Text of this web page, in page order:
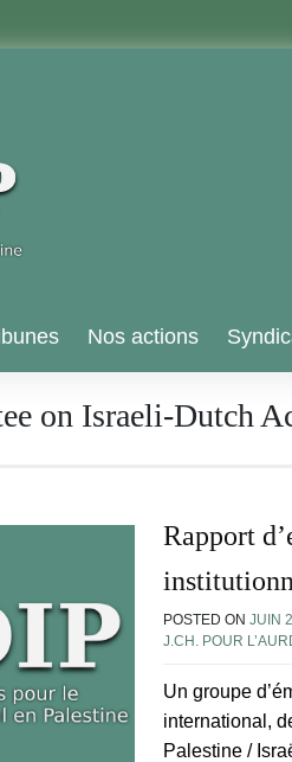
Nos actions
on Israeli-Dutch
Rapport
POSTED ON JUIN
J.CH. POUR
Un groupe
international,
Palestine /